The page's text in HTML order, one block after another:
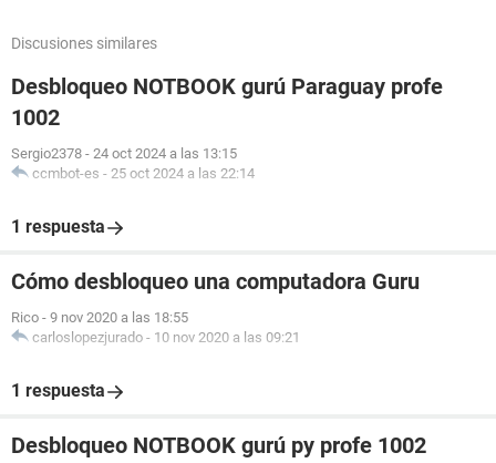
Discusiones similares
Desbloqueo NOTBOOK gurú Paraguay profe
1002
Sergio2378 - 24 oct 2024 a las 13:15
ccmbot-es - 25 oct 2024 a las 22:14
1 respuesta
Cómo desbloqueo una computadora Guru
Rico - 9 nov 2020 a las 18:55
carloslopezjurado - 10 nov 2020 a las 09:21
1 respuesta
Desbloqueo NOTBOOK gurú py profe 1002